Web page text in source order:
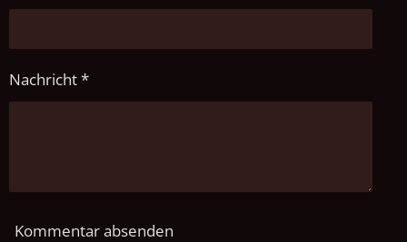
Nachricht *
Kommentar absenden